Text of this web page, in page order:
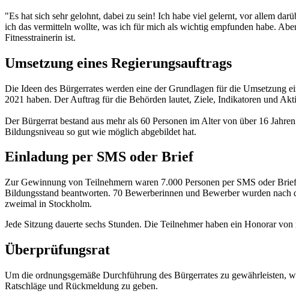
"Es hat sich sehr gelohnt, dabei zu sein! Ich habe viel gelernt, vor allem
ich das vermitteln wollte, was ich für mich als wichtig empfunden habe.
Fitnesstrainerin ist.
Umsetzung eines Regierungsauftrags
Die Ideen des Bürgerrates werden eine der Grundlagen für die Umsetzung
2021 haben. Der Auftrag für die Behörden lautet, Ziele, Indikatoren und
Der Bürgerrat bestand aus mehr als 60 Personen im Alter von über 16
Bildungsniveau so gut wie möglich abgebildet hat.
Einladung per SMS oder Brief
Zur Gewinnung von Teilnehmern waren 7.000 Personen per SMS oder
Bildungsstand beantworten. 70 Bewerberinnen und Bewerber wurden
zweimal in Stockholm.
Jede Sitzung dauerte sechs Stunden. Die Teilnehmer haben ein Honorar
Überprüfungsrat
Um die ordnungsgemäße Durchführung des Bürgerrates zu gewährleisten,
Ratschläge und Rückmeldung zu geben.